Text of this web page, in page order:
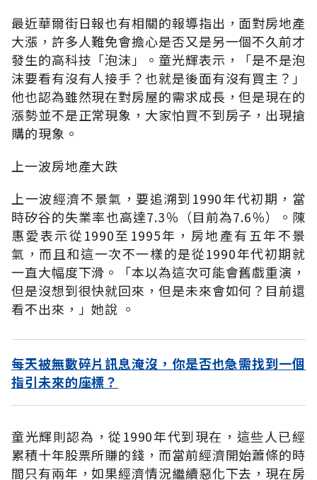
最近華爾街日報也有相關的報導指出，面對房地產
大漲，許多人難免會擔心是否又是另一個不久前才
發生的高科技「泡沫」。童光輝表示，「是不是泡
沫要看有沒有人接手？也就是後面有沒有買主？」
他也認為雖然現在對房屋的需求成長，但是現在的
漲勢並不是正常現象，大家怕買不到房子，出現搶
購的現象。
上一波房地產大跌
上一波經濟不景氣，要追溯到1990年代初期，當
時矽谷的失業率也高達7.3％（目前為7.6％）。陳
惠愛表示從1990至1995年，房地產有五年不景
氣，而且和這一次不一樣的是從1990年代初期就
一直大幅度下滑。「本以為這次可能會舊戲重演，
但是沒想到很快就回來，但是未來會如何？目前還
看不出來，」她說 。
每天被無數碎片訊息淹沒，你是否也急需找到一個
指引未來的座標？
童光輝則認為，從1990年代到現在，這些人已經
累積十年股票所賺的錢，而當前經濟開始蕭條的時
間只有兩年，如果經濟情況繼續惡化下去，現在房